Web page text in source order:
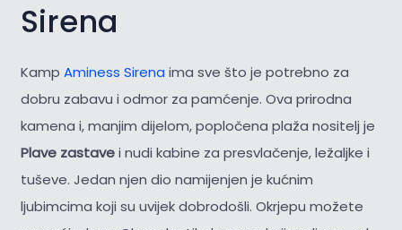
Sirena
Kamp Aminess Sirena ima sve što je potrebno za
dobru zabavu i odmor za pamćenje. Ova prirodna
kamena i, manjim dijelom, popločena plaža nositelj je
Plave zastavei nudi kabine za presvlačenje, ležaljke i
tuševe. Jedan njen dio namijenjen je kućnim
ljubimcima koji su uvijek dobrodošli. Okrjepu možete